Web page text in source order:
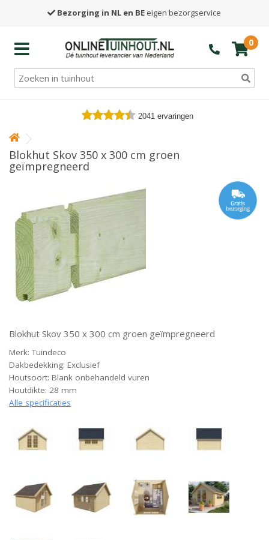
Bezorging in NL en BE eigen bezorgservice
0
2041 ervaringen
Blokhut Skov 350 x 300 cm groen
geïmpregneerd
Blokhut Skov 350 x 300 cm groen geïmpregneerd
Merk: Tuindeco
Dakbedekking: Exclusief
Houtsoort: Blank onbehandeld vuren
Houtdikte: 28 mm
Alle specificaties